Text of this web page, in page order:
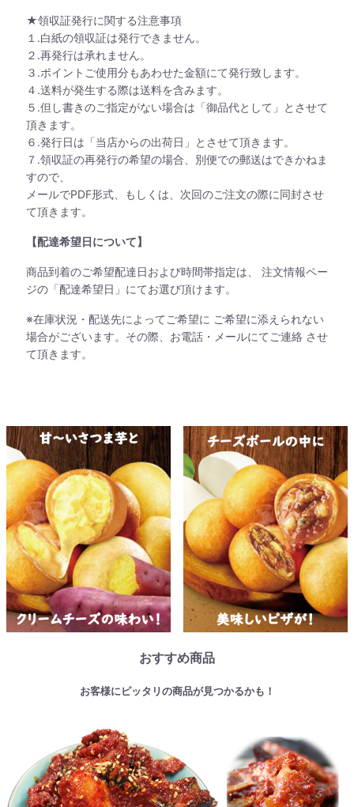
★領収証発行に関する注意事項
１.白紙の領収証は発行できません。
２.再発行は承れません。
３.ポイントご使用分もあわせた金額にて発行致します。
４.送料が発生する際は送料を含みます。
５.但し書きのご指定がない場合は「御品代として」とさせて
頂きます。
６.発行日は「当店からの出荷日」とさせて頂きます。
７.領収証の再発行の希望の場合、別便での郵送はできかねま
すので、
メールでPDF形式、もしくは、次回のご注文の際に同封させ
て頂きます。
【配達希望日について】
商品到着のご希望配達日および時間帯指定は、 注文情報ペー
ジの「配達希望日」にてお選び頂けます。
※在庫状況・配送先によってご希望に ご希望に添えられない
場合がございます。その際、お電話・メールにてご連絡 させ
て頂きます。
おすすめ商品
お客様にピッタリの商品が見つかるかも！